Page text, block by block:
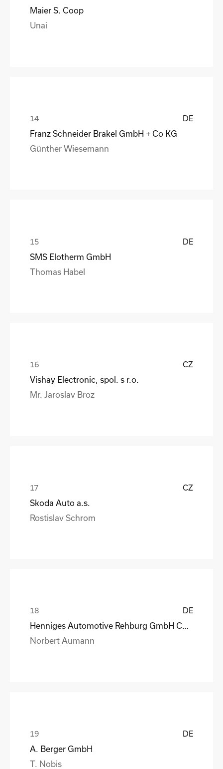
Maier S. Coop
Unai
DE
Franz Schneider Brakel GmbH + Co KG
Günther Wiesemann
DE
SMS Elotherm GmbH
Thomas Habel
CZ
Vishay Electronic, spol. s r.o.
Mr. Jaroslav Broz
CZ
Skoda Auto a.s.
Rostislav Schrom
DE
Henniges Automotive Rehburg GmbH Co.KG
Norbert Aumann
DE
A. Berger GmbH
T. Nobis